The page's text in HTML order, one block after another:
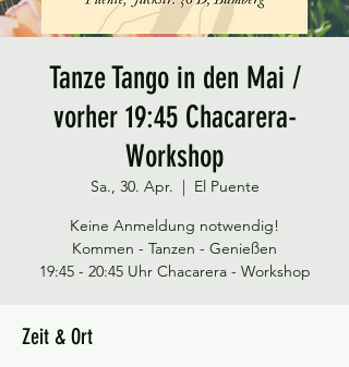
Tanze Tango in den Mai /
vorher 19:45 Chacarera-
Workshop
Sa., 30. Apr.
  |
El Puente
Keine Anmeldung notwendig!
Kommen - Tanzen - Genießen
19:45 - 20:45 Uhr Chacarera - Workshop
Zeit & Ort